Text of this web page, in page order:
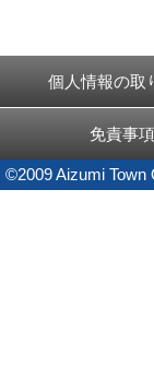
個人情報の取
免責事項
©2009 Aizumi Town